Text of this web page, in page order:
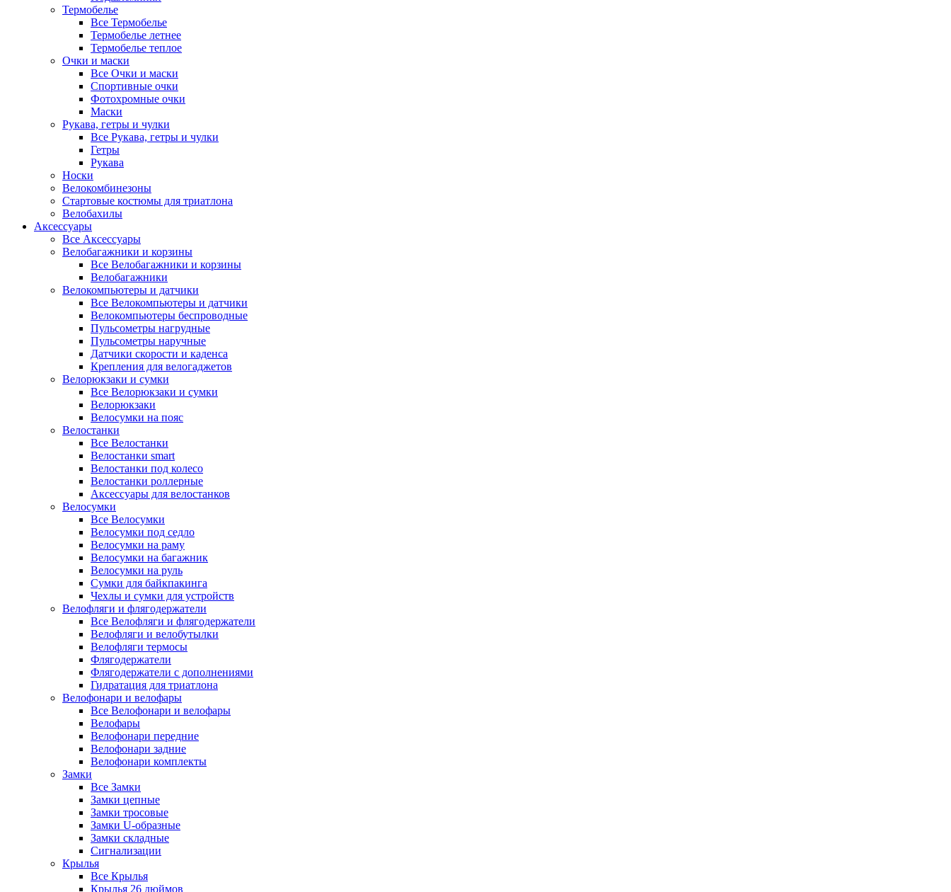
Термобелье
Все Термобелье
Термобелье летнее
Термобелье теплое
Очки и маски
Все Очки и маски
Спортивные очки
Фотохромные очки
Маски
Рукава, гетры и чулки
Все Рукава, гетры и чулки
Гетры
Рукава
Носки
Велокомбинезоны
Стартовые костюмы для триатлона
Велобахилы
Аксессуары
Все Аксессуары
Велобагажники и корзины
Все Велобагажники и корзины
Велобагажники
Велокомпьютеры и датчики
Все Велокомпьютеры и датчики
Велокомпьютеры беспроводные
Пульсометры нагрудные
Пульсометры наручные
Датчики скорости и каденса
Крепления для велогаджетов
Велорюкзаки и сумки
Все Велорюкзаки и сумки
Велорюкзаки
Велосумки на пояс
Велостанки
Все Велостанки
Велостанки smart
Велостанки под колесо
Велостанки роллерные
Аксессуары для велостанков
Велосумки
Все Велосумки
Велосумки под седло
Велосумки на раму
Велосумки на багажник
Велосумки на руль
Сумки для байкпакинга
Чехлы и сумки для устройств
Велофляги и флягодержатели
Все Велофляги и флягодержатели
Велофляги и велобутылки
Велофляги термосы
Флягодержатели
Флягодержатели с дополнениями
Гидратация для триатлона
Велофонари и велофары
Все Велофонари и велофары
Велофары
Велофонари передние
Велофонари задние
Велофонари комплекты
Замки
Все Замки
Замки цепные
Замки тросовые
Замки U-образные
Замки складные
Сигнализации
Крылья
Все Крылья
Крылья 26 дюймов